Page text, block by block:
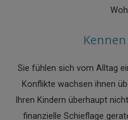
Sie fühlen sich vom Alltag
Konflikte wachsen ihnen
Ihren Kindern überhaupt
finanzielle Schieflage